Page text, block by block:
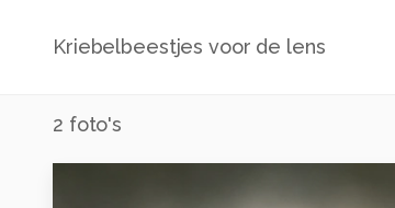
Kriebelbeestjes voor de lens
2 foto's